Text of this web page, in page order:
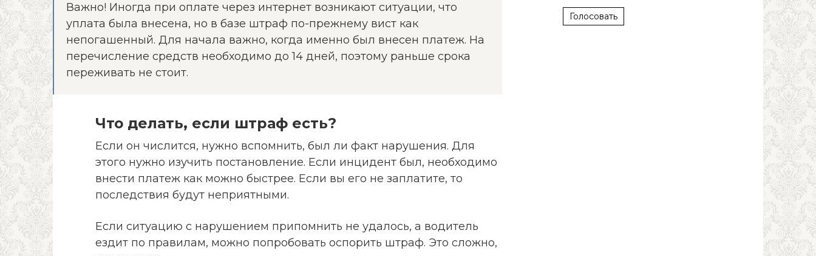
Важно! Иногда при оплате через интернет возникают ситуации, что
уплата была внесена, но в базе штраф по-прежнему вист как
непогашенный. Для начала важно, когда именно был внесен платеж. На
перечисление средств необходимо до 14 дней, поэтому раньше срока
переживать не стоит.
Что делать, если штраф есть?
Если он числится, нужно вспомнить, был ли факт нарушения. Для
этого нужно изучить постановление. Если инцидент был, необходимо
внести платеж как можно быстрее. Если вы его не заплатите, то
последствия будут неприятными.
Если ситуацию с нарушением припомнить не удалось, а водитель
ездит по правилам, можно попробовать оспорить штраф. Это сложно,
Голосовать